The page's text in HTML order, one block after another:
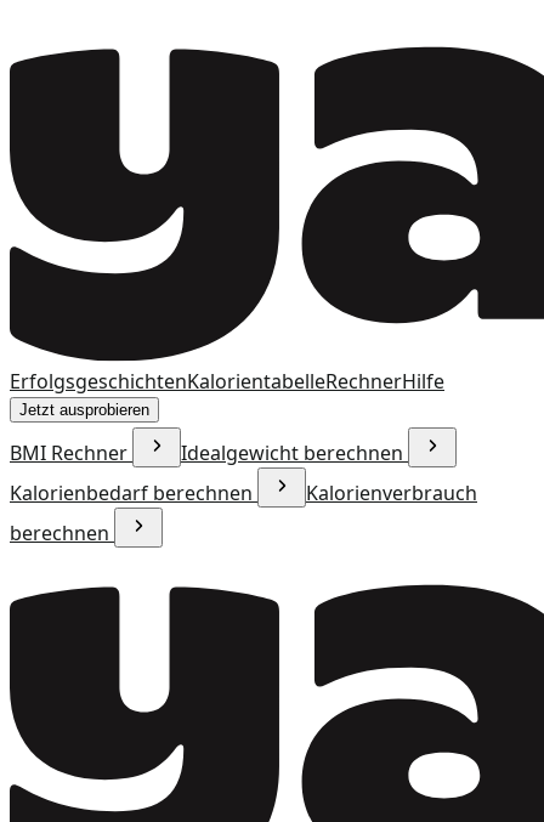
ErfolgsgeschichtenKalorientabelleRechnerHilfe
Jetzt ausprobieren
BMI Rechner
Idealgewicht berechnen
Kalorienbedarf berechnen
Kalorienverbrauch
berechnen